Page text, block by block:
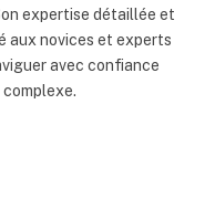
expertise détaillée et
aux novices et experts
avec confiance